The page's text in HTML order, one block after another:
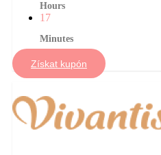
Hours
17
Minutes
Získat kupón